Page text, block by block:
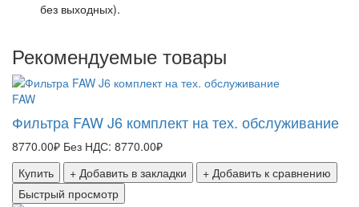
без выходных).
Рекомендуемые товары
FAW
Фильтра FAW J6 комплект на тех. обслуживание
8770.00₽ Без НДС: 8770.00₽
Купить
+ Добавить в закладки
+ Добавить к сравнению
Быстрый просмотр